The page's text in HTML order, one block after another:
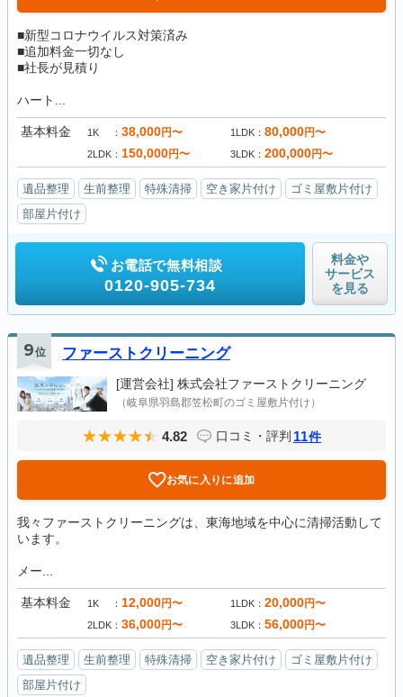
■新型コロナウイルス対策済み
■追加料金一切なし
■社長が見積り
ハート...
基本料金 1K 38,000円〜 1LDK 80,000円〜
2LDK 150,000円〜 3LDK 200,000円〜
遺品整理 生前整理 特殊清掃 空き家片付け
ゴミ屋敷片付け
部屋片付け
お電話で無料相談
0120-905-734
料金や
サービス
を見る
9位 ファーストクリーニング
[運営会社] 株式会社ファーストクリーニング
（岐阜県羽島郡笠松町のゴミ屋敷片付け）
4.82 口コミ・評判 11件
お気に入りに追加
我々ファーストクリーニングは、東海地域を中心に清掃活動して
います。
メー...
基本料金 1K 12,000円〜 1LDK 20,000円〜
2LDK 36,000円〜 3LDK 56,000円〜
遺品整理 生前整理 特殊清掃 空き家片付け
ゴミ屋敷片付け
部屋片付け